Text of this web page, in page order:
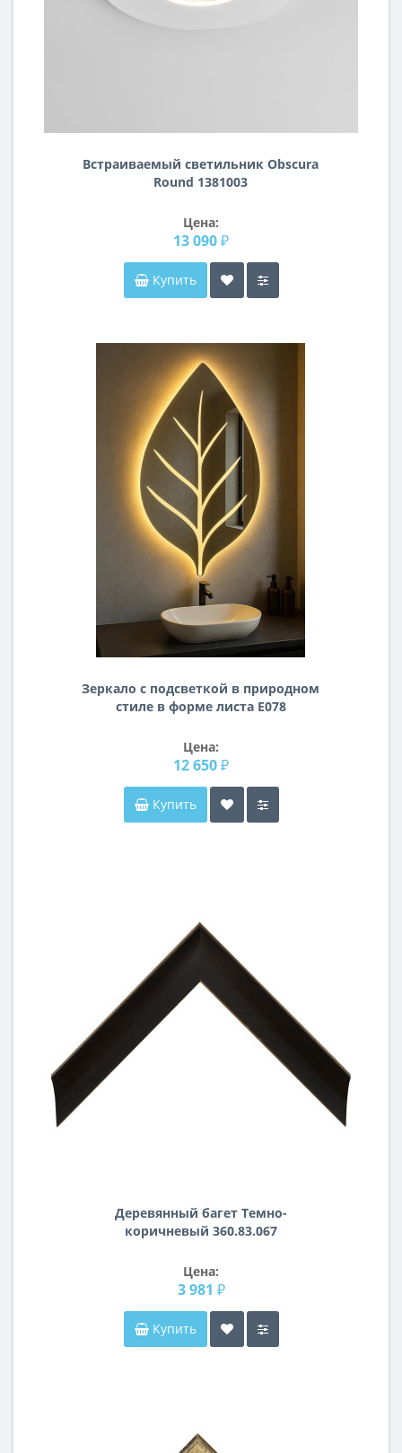
Встраиваемый светильник Obscura
Round 1381003
Цена:
13 090 ₽
Купить
Зеркало с подсветкой в природном
стиле в форме листа E078
Цена:
12 650 ₽
Купить
Деревянный багет Темно-
коричневый 360.83.067
Цена:
3 981 ₽
Купить